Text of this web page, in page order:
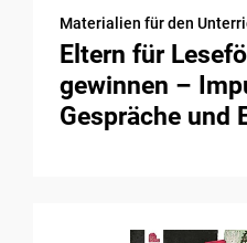
Materialien für den
Eltern für
gewinnen –
Gespräche und